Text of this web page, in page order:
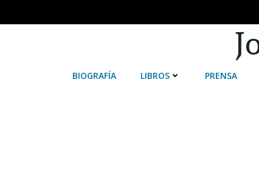
BIOGRAFÍA LIBROS PRENSA